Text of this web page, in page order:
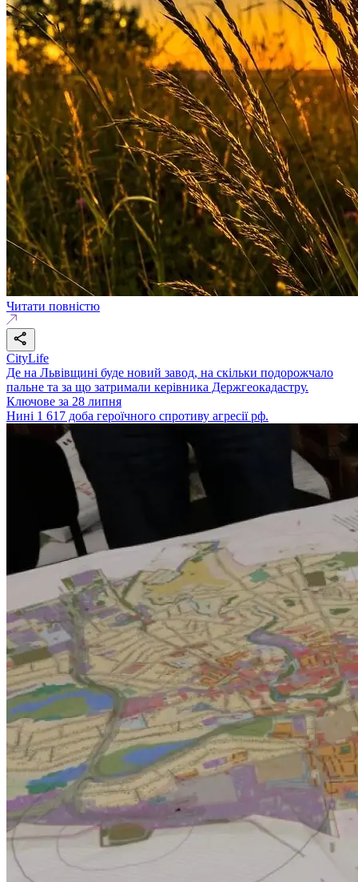
Читати повністю
CityLife
Де на Львівщині буде новий завод, на скільки подорожчало
пальне та за що затримали керівника Держгеокадастру.
Ключове за 28 липня
Нині 1 617 доба героїчного спротиву агресії рф.